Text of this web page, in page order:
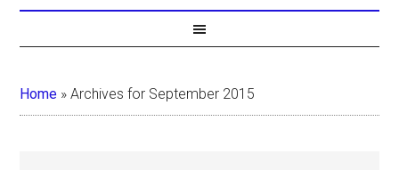
Home »Archives for September 2015